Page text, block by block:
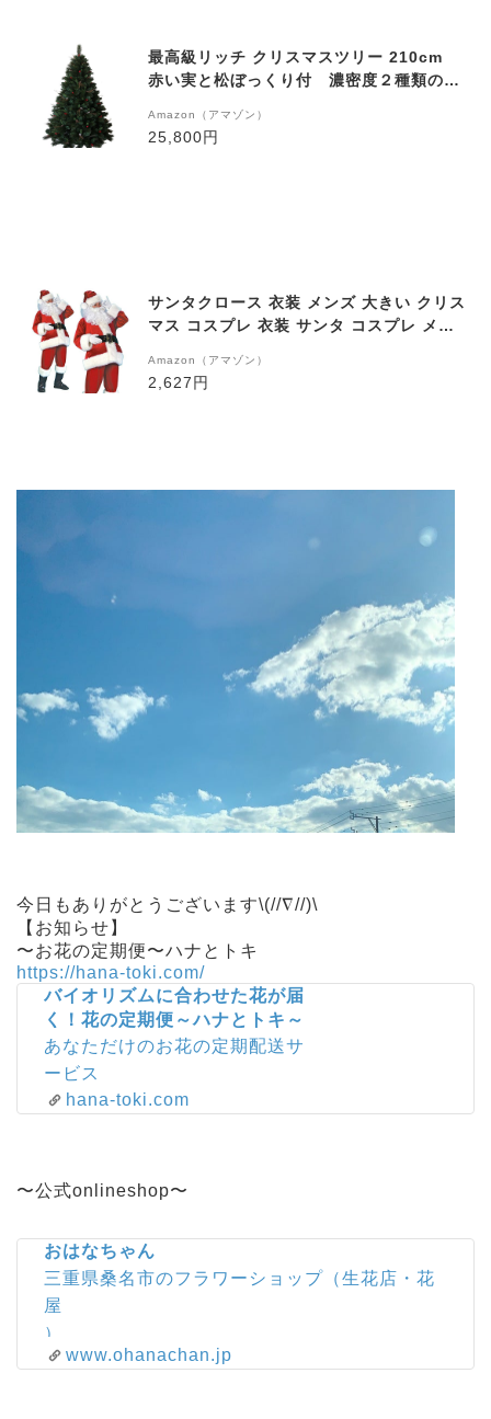
最高級リッチ クリスマスツリー 210cm
赤い実と松ぼっくり付 濃密度２種類のボ
イツ、ベルギー輸出専用 TXN12-009-21-
Amazon（アマゾン）
25,800円
サンタクロース 衣装 メンズ 大きい クリス
マス コスプレ 衣装 サンタ コスプレ メン
Amazon（アマゾン）
2,627円
今日もありがとうございます\(//∇//)\
【お知らせ】
〜お花の定期便〜ハナとトキ
https://hana-toki.com/
バイオリズムに合わせた花が届
く！花の定期便～ハナとトキ～
あなただけのお花の定期配送サ
ービス
hana-toki.com
〜公式onlineshop〜
おはなちゃん
三重県桑名市のフラワーショップ（生花店・花
屋
）
www.ohanachan.jp